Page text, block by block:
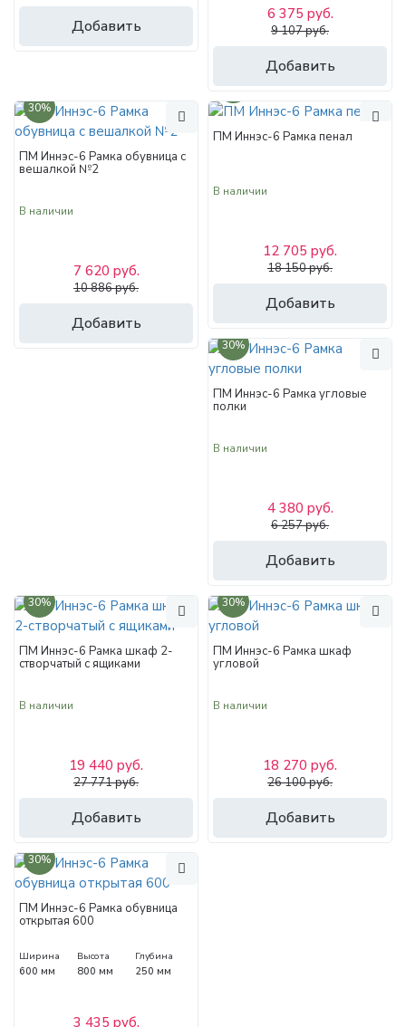
Добавить
Добавить
6 375 руб.
9 107 руб.
30%
ПМ Иннэс-6 Рамка обувница с
вешалкой №2
В наличии
Добавить
7 620 руб.
10 886 руб.
ПМ Иннэс-6 Рамка пенал
В наличии
Добавить
12 705 руб.
18 150 руб.
30%
ПМ Иннэс-6 Рамка угловые
полки
В наличии
Добавить
4 380 руб.
6 257 руб.
30%
ПМ Иннэс-6 Рамка шкаф 2-
створчатый с ящиками
В наличии
Добавить
19 440 руб.
27 771 руб.
30%
ПМ Иннэс-6 Рамка шкаф
угловой
В наличии
Добавить
18 270 руб.
26 100 руб.
30%
ПМ Иннэс-6 Рамка обувница
открытая 600
Ширина
600 мм
Высота
800 мм
Глубина
250 мм
3 435 руб.